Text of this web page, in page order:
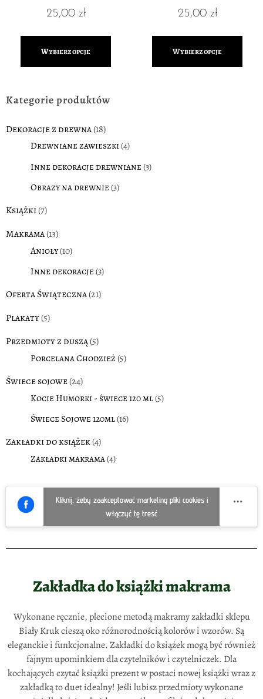
25,00 zł
Wybierz opcje
25,00 zł
Wybierz opcje
Kategorie produktów
Dekoracje z drewna(18)
Drewniane zawieszki(4)
Inne dekoracje drewniane (3)
Obrazy na drewnie (3)
Książki(7)
Makrama(13)
Anioły(10)
Inne dekoracje (3)
Oferta Świąteczna(21)
Plakaty(5)
Przedmioty z duszą(5)
Porcelana Chodzież (5)
Świece sojowe(24)
Kocie Humorki - świece 120 ml(5)
Świece Sojowe 120ml(16)
Zakładki do książek(4)
Zakładki makrama(4)
Kliknij, żeby zaakceptować marketing pliki cookies i
włączyć tę treść
Zakładka do książki makrama
Wykonane ręcznie, plecione metodą makramy zakładki sklepu
Biały Kruk cieszą oko różnorodnością kolorów i wzorów. Są
eleganckie i funkcjonalne. Zakładki do książek mogą być również
fajnym upominkiem dla czytelników i czytelniczek. Dla
kochających czytać książki prezent w postaci nowej książki wraz z
zakładką to duet idealny! Jeśli lubisz przedmioty wykonane